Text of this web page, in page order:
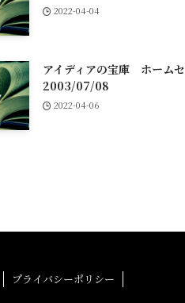
2022-04-04
アイディアの宝庫 ホーム
2003/07/08
2022-04-06
プライバシーポリシー